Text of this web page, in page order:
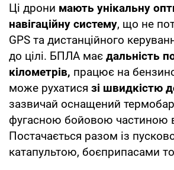
Ці дрони мають унікальну
навігаційну систему, що не
GPS та дистанційного
до цілі. БПЛА має дальність
кілометрів, працює на
може рухатися зі швидкістю
зазвичай оснащений
фугасною бойовою частиною
Постачається разом із
катапультою, боєприпасами